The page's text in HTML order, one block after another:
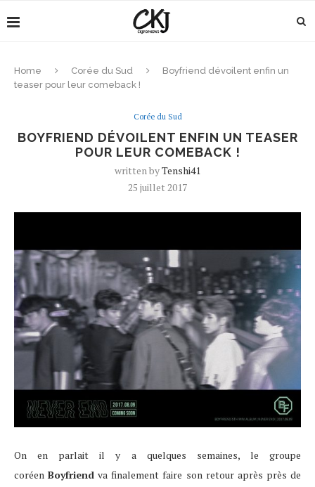
Home Corée du Sud
Boyfriend dévoilent enfin un
teaser pour leur comeback !
Corée du Sud
BOYFRIEND DÉVOILENT ENFIN UN TEASER
POUR LEUR COMEBACK !
written byTenshi41
25 juillet 2017
On en parlait il y a quelques semaines, le groupe
coréenBoyfriend va finalement faire son retour après près de